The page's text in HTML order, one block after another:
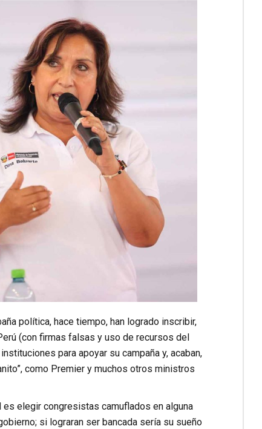
política, hace tiempo, han logrado inscribir,
(con firmas falsas y uso de recursos del
para apoyar su campaña y, acaban,
como Premier y muchos otros ministros
es elegir congresistas camuflados en alguna
si lograran ser bancada sería su sueño